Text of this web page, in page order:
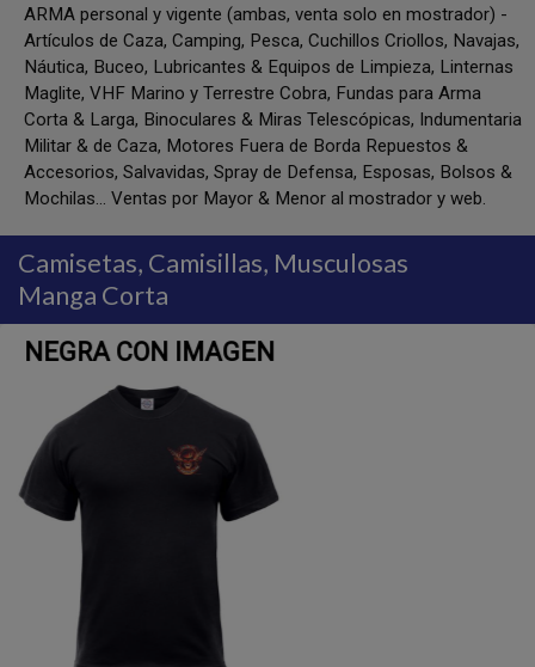
ARMA personal y vigente (ambas, venta solo en mostrador) -
Artículos de Caza, Camping, Pesca, Cuchillos Criollos, Navajas,
Náutica, Buceo, Lubricantes & Equipos de Limpieza, Linternas
Maglite, VHF Marino y Terrestre Cobra, Fundas para Arma
Corta & Larga, Binoculares & Miras Telescópicas, Indumentaria
Militar & de Caza, Motores Fuera de Borda Repuestos &
Accesorios, Salvavidas, Spray de Defensa, Esposas, Bolsos &
Mochilas... Ventas por Mayor & Menor al mostrador y web.
Camisetas, Camisillas, Musculosas
Manga Corta
CAMO JUNGLA BOLSILLO